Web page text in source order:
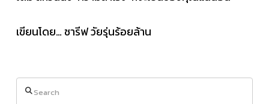
เขียนโดย… ชารีฟ วัยรุ่น​ร้อยล้าน
Search